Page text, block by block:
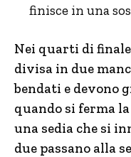
finisce in una
Nei quarti di finale
divisa in due
bendati e devono
quando si ferma
una sedia che si
due passano alla